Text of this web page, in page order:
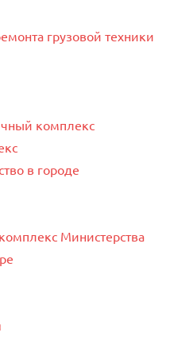
грузовой техники
комплекс
в городе
Министерства